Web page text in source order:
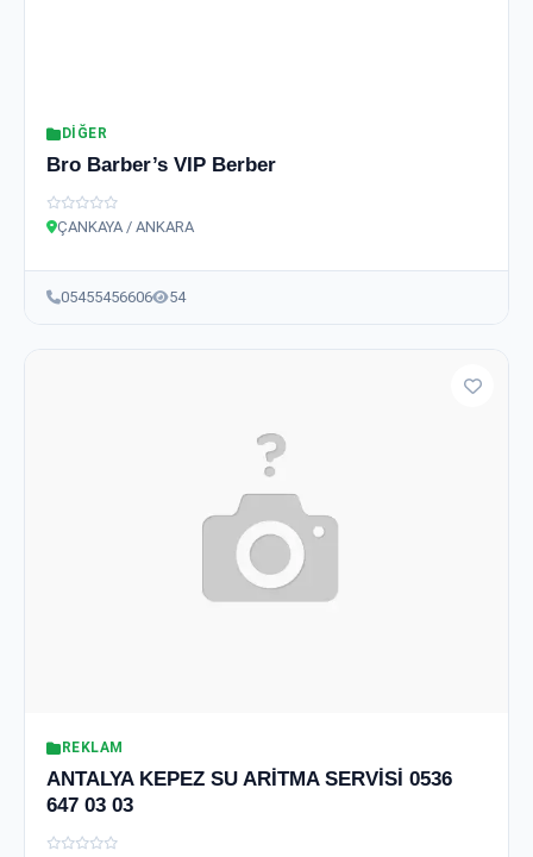
DIĞER
Bro Barber’s VIP Berber
ÇANKAYA / ANKARA
05455456606 54
REKLAM
ANTALYA KEPEZ SU ARİTMA SERVİSİ 0536
647 03 03